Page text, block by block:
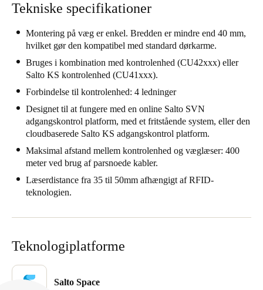
Español
Portugal
Russia
Polski
Czech Republic
Danskere
Tekniske specifikationer
Montering på væg er enkel. Bredden er mindre end 40 mm,
hvilket gør den kompatibel med standard dørkarme.
Bruges i kombination med kontrolenhed (CU42xxx) eller
Salto KS kontrolenhed (CU41xxx).
Forbindelse til kontrolenhed: 4 ledninger
Designet til at fungere med en online Salto SVN
adgangskontrol platform, med et fritstående system, eller den
cloudbaserede Salto KS adgangskontrol platform.
Maksimal afstand mellem kontrolenhed og væglæser: 400
meter ved brug af parsnoede kabler.
Læserdistance fra 35 til 50mm afhængigt af RFID-
teknologien.
Teknologiplatforme
Salto Space